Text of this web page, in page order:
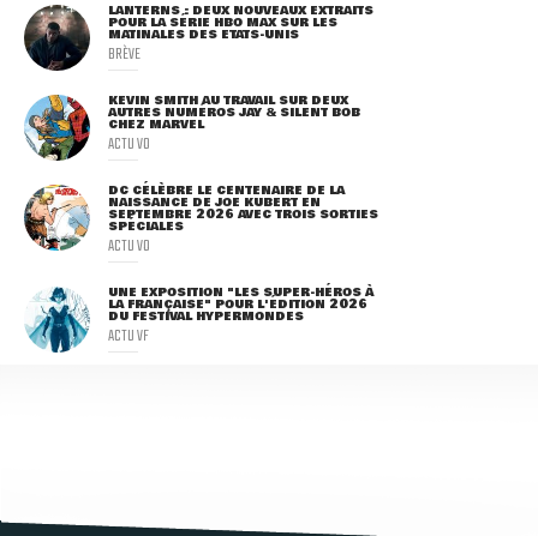
LANTERNS : DEUX NOUVEAUX EXTRAITS
POUR LA SÉRIE HBO MAX SUR LES
MATINALES DES ETATS-UNIS
BRÈVE
KEVIN SMITH AU TRAVAIL SUR DEUX
AUTRES NUMÉROS JAY & SILENT BOB
CHEZ MARVEL
ACTU VO
DC CÉLÈBRE LE CENTENAIRE DE LA
NAISSANCE DE JOE KUBERT EN
SEPTEMBRE 2026 AVEC TROIS SORTIES
SPÉCIALES
ACTU VO
UNE EXPOSITION "LES SUPER-HÉROS À
LA FRANÇAISE" POUR L'ÉDITION 2026
DU FESTIVAL HYPERMONDES
ACTU VF